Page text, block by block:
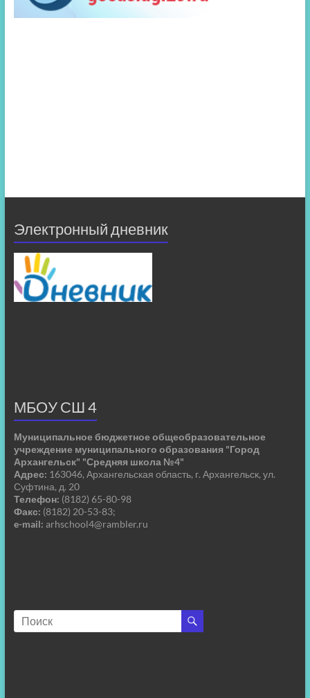
Электронный дневник
МБОУ СШ 4
Муниципальное бюджетное общеобразовательное
учреждение муниципального образования "Город
Архангельск" "Средняя школа №4"
Адрес: 163046, Архангельская область, г. Архангельск, ул.
Суфтина, д. 20
Телефон: (8182) 65-80-98
Факс: (8182) 20-53-83;
e-mail: arhschool4@rambler.ru